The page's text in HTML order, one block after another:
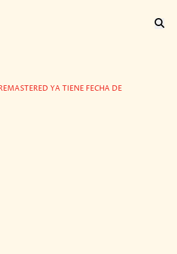
YA TIENE FECHA DE